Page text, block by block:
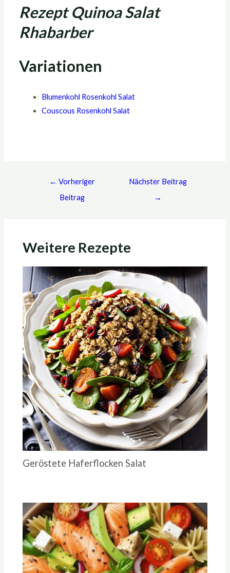
Rezept Quinoa Salat
Rhabarber
Variationen
Blumenkohl Rosenkohl Salat
Couscous Rosenkohl Salat
← Vorheriger
Beitrag
Nächster Beitrag
→
Weitere Rezepte
Geröstete Haferflocken Salat